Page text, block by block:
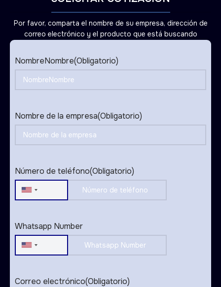
Por favor, comparta el nombre de su empresa, dirección de
correo electrónico y el producto que está buscando
NombreNombre(Obligatorio)
Nombre de la empresa(Obligatorio)
Número de teléfono(Obligatorio)
United
Whatsapp Number
United
Correo electrónico(Obligatorio)